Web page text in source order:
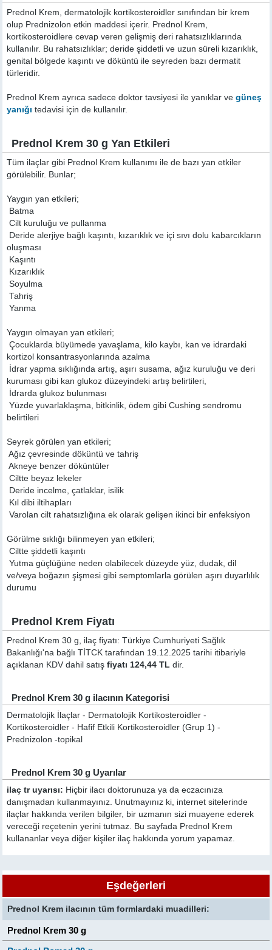
Prednol Krem, dermatolojik kortikosteroidler sınıfından bir krem
olup Prednizolon etkin maddesi içerir. Prednol Krem,
kortikosteroidlere cevap veren gelişmiş deri rahatsızlıklarında
kullanılır. Bu rahatsızlıklar; deride şiddetli ve uzun süreli kızarıklık,
genital bölgede kaşıntı ve döküntü ile seyreden bazı dermatit
türleridir.
Prednol Krem ayrıca sadece doktor tavsiyesi ile yanıklar vegüneş
yanığı tedavisi için de kullanılır.
Prednol Krem 30 g Yan Etkileri
Tüm ilaçlar gibi Prednol Krem kullanımı ile de bazı yan etkiler
görülebilir. Bunlar;
Yaygın yan etkileri;
 Batma
 Cilt kuruluğu ve pullanma
 Deride alerjiye bağlı kaşıntı, kızarıklık ve içi sıvı dolu kabarcıkların
oluşması
 Kaşıntı
 Kızarıklık
 Soyulma
 Tahriş
 Yanma
Yaygın olmayan yan etkileri;
 Çocuklarda büyümede yavaşlama, kilo kaybı, kan ve idrardaki
kortizol konsantrasyonlarında azalma
 İdrar yapma sıklığında artış, aşırı susama, ağız kuruluğu ve deri
kuruması gibi kan glukoz düzeyindeki artış belirtileri,
 İdrarda glukoz bulunması
 Yüzde yuvarlaklaşma, bitkinlik, ödem gibi Cushing sendromu
belirtileri
Seyrek görülen yan etkileri;
 Ağız çevresinde döküntü ve tahriş
 Akneye benzer döküntüler
 Ciltte beyaz lekeler
 Deride incelme, çatlaklar, isilik
 Kıl dibi iltihapları
 Varolan cilt rahatsızlığına ek olarak gelişen ikinci bir enfeksiyon
Görülme sıklığı bilinmeyen yan etkileri;
 Ciltte şiddetli kaşıntı
 Yutma güçlüğüne neden olabilecek düzeyde yüz, dudak, dil
ve/veya boğazın şişmesi gibi semptomlarla görülen aşırı duyarlılık
durumu
Prednol Krem Fiyatı
Prednol Krem 30 g, ilaç fiyatı: Türkiye Cumhuriyeti Sağlık
Bakanlığı'na bağlı TİTCK tarafından 19.12.2025 tarihi itibariyle
açıklanan KDV dahil satışfiyatı 124,44 TL dir.
Prednol Krem 30 g ilacının Kategorisi
Dermatolojik İlaçlar - Dermatolojik Kortikosteroidler -
Kortikosteroidler - Hafif Etkili Kortikosteroidler (Grup 1) -
Prednizolon -topikal
Prednol Krem 30 g Uyarılar
ilaç tr uyarısı: Hiçbir ilacı doktorunuza ya da eczacınıza
danışmadan kullanmayınız. Unutmayınız ki, internet sitelerinde
ilaçlar hakkında verilen bilgiler, bir uzmanın sizi muayene ederek
vereceği reçetenin yerini tutmaz. Bu sayfada Prednol Krem
kullananlar veya diğer kişiler ilaç hakkında yorum yapamaz.
Eşdeğerleri
Prednol Krem ilacının tüm formlardaki muadilleri:
Prednol Krem 30 g